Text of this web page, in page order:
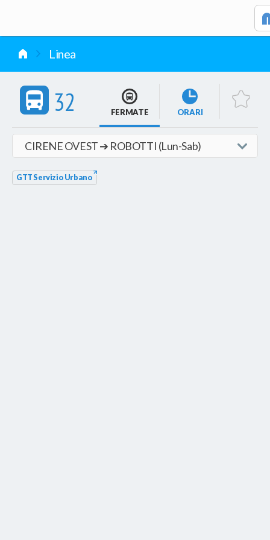
Linea
32 FERMATE ORARI
GTT Servizio Urbano